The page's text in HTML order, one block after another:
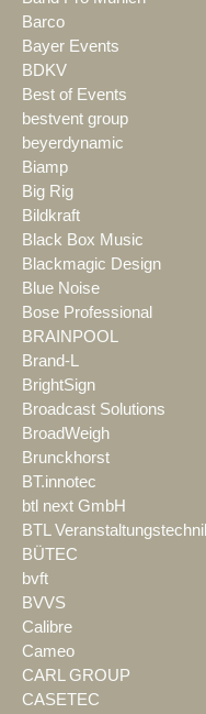
Barco
Bayer Events
BDKV
Best of Events
bestvent group
beyerdynamic
Biamp
Big Rig
Bildkraft
Black Box Music
Blackmagic Design
Blue Noise
Bose Professional
BRAINPOOL
Brand-L
BrightSign
Broadcast Solutions
BroadWeigh
Brunckhorst
BT.innotec
btl next GmbH
BTL
BÜTEC
bvft
BVVS
Calibre
Cameo
CARL GROUP
CASETEC